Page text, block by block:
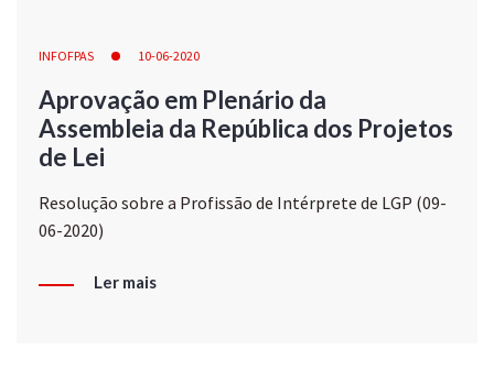
INFOFPAS 10-06-2020
Aprovação em Plenário da
Assembleia da República dos Projetos
de Lei
Resolução sobre a Profissão de Intérprete de LGP (09-
06-2020)
Ler mais